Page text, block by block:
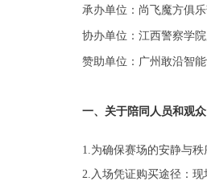
承办单位：尚飞魔方俱
协办单位： 江西警察学
赞助单位：广州敢沿智
一、关于陪同人员和观众
1.为确保赛场的安静与
2.入场凭证购买途径：